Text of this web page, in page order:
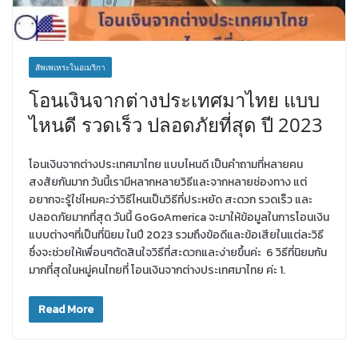
สัพเพเหระในอเมริกา
โอนเงินจากต่างประเทศมาไทย แบบ
ไหนดี รวดเร็ว ปลอดภัยที่สุด ปี 2023
โอนเงินจากต่างประเทศมาไทย แบบไหนดี เป็นคำถามที่หลายคน
สงสัยกันมาก วันนี้เรามีหลากหลายวิธีและจากหลายช่องทาง แต่
อยากจะรู้ใช่ไหมคะว่าวิธีไหนเป็นวิธีที่ประหยัด สะดวก รวดเร็ว และ
ปลอดภัยมากที่สุด วันนี้ GoGoAmerica จะมาให้ข้อมูลในการโอนเงิน
แบบต่างๆที่เป็นที่นิยม ในปี 2023 รวมถึงข้อดีและข้อเสียในแต่ละวิธี
ซึ่งจะช่วยให้เพื่อนๆตัดสินใจวิธีที่สะดวกและง่ายขึ้นค่ะ 6 วิธีที่นิยมกัน
มากที่สุดในหมู่คนไทยที่ โอนเงินจากต่างประเทศมาไทย ค่ะ 1.
Read More